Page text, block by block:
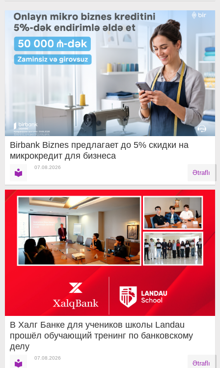
Birbank Biznes предлагает до 5% скидки на
микрокредит для бизнеса
07.08.2026
Ətraflı
В Халг Банке для учеников школы Landau
прошёл обучающий тренинг по банковскому
делу
07.08.2026
Ətraflı